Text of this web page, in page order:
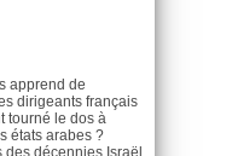
apprend de
dirigeants français
tourné le dos à
états arabes ?
décennies Israël